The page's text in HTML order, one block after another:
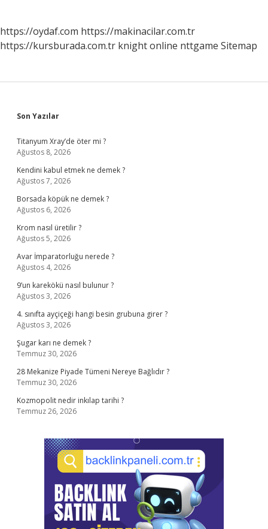
https://oydaf.com https://makinacilar.com.tr
https://kursburada.com.tr knight online nttgame Sitemap
Sidebar
Son Yazılar
Titanyum Xray’de öter mi ?
Ağustos 8, 2026
Kendini kabul etmek ne demek ?
Ağustos 7, 2026
Borsada köpük ne demek ?
Ağustos 6, 2026
Krom nasıl üretilir ?
Ağustos 5, 2026
Avar İmparatorluğu nerede ?
Ağustos 4, 2026
9’un karekökü nasıl bulunur ?
Ağustos 3, 2026
4. sınıfta ayçiçeği hangi besin grubuna girer ?
Ağustos 3, 2026
Şugar karı ne demek ?
Temmuz 30, 2026
28 Mekanize Piyade Tümeni Nereye Bağlıdır ?
Temmuz 30, 2026
Kozmopolit nedir inkılap tarihi ?
Temmuz 26, 2026